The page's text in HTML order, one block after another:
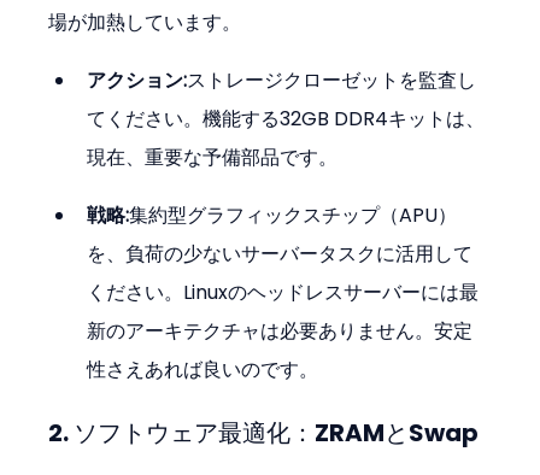
場が加熱しています。
アクション:ストレージクローゼットを監査し
てください。機能する32GB DDR4キットは、
現在、重要な予備部品です。
戦略:集約型グラフィックスチップ（APU）
を、負荷の少ないサーバータスクに活用して
ください。Linuxのヘッドレスサーバーには最
新のアーキテクチャは必要ありません。安定
性さえあれば良いのです。
2. ソフトウェア最適化：ZRAMとSwap